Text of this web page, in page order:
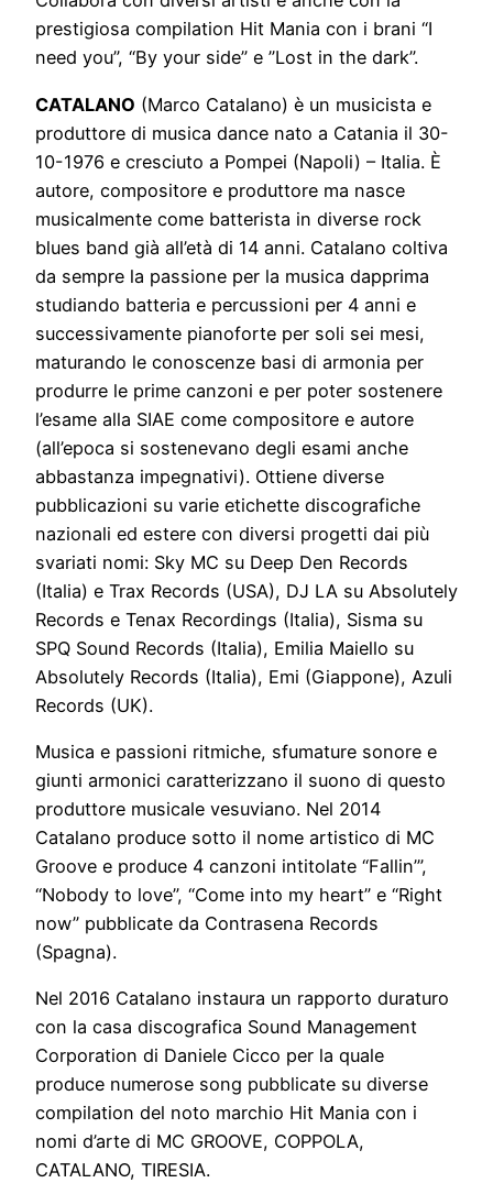
prestigiosa compilation Hit Mania con i brani “I
need you”, “By your side” e ”Lost in the dark”.
CATALANO (Marco Catalano) è un musicista e
produttore di musica dance nato a Catania il 30-
10-1976 e cresciuto a Pompei (Napoli) – Italia. È
autore, compositore e produttore ma nasce
musicalmente come batterista in diverse rock
blues band già all’età di 14 anni. Catalano coltiva
da sempre la passione per la musica dapprima
studiando batteria e percussioni per 4 anni e
successivamente pianoforte per soli sei mesi,
maturando le conoscenze basi di armonia per
produrre le prime canzoni e per poter sostenere
l’esame alla SIAE come compositore e autore
(all’epoca si sostenevano degli esami anche
abbastanza impegnativi). Ottiene diverse
pubblicazioni su varie etichette discografiche
nazionali ed estere con diversi progetti dai più
svariati nomi: Sky MC su Deep Den Records
(Italia) e Trax Records (USA), DJ LA su Absolutely
Records e Tenax Recordings (Italia), Sisma su
SPQ Sound Records (Italia), Emilia Maiello su
Absolutely Records (Italia), Emi (Giappone), Azuli
Records (UK).
Musica e passioni ritmiche, sfumature sonore e
giunti armonici caratterizzano il suono di questo
produttore musicale vesuviano. Nel 2014
Catalano produce sotto il nome artistico di MC
Groove e produce 4 canzoni intitolate “Fallin’”,
“Nobody to love”, “Come into my heart” e “Right
now” pubblicate da Contrasena Records
(Spagna).
Nel 2016 Catalano instaura un rapporto duraturo
con la casa discografica Sound Management
Corporation di Daniele Cicco per la quale
produce numerose song pubblicate su diverse
compilation del noto marchio Hit Mania con i
nomi d’arte di MC GROOVE, COPPOLA,
CATALANO, TIRESIA.